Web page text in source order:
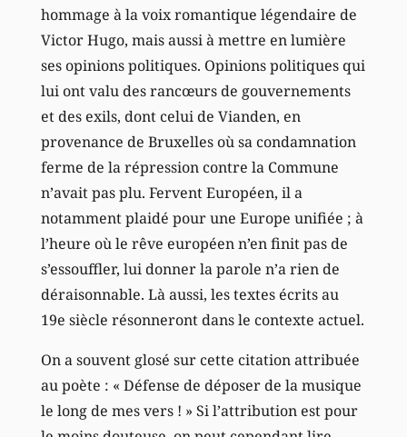
hommage à la voix romantique légendaire de
Victor Hugo, mais aussi à mettre en lumière
ses opinions politiques. Opinions politiques qui
lui ont valu des rancœurs de gouvernements
et des exils, dont celui de Vianden, en
provenance de Bruxelles où sa condamnation
ferme de la répression contre la Commune
n’avait pas plu. Fervent Européen, il a
notamment plaidé pour une Europe unifiée ; à
l’heure où le rêve européen n’en finit pas de
s’essouffler, lui donner la parole n’a rien de
déraisonnable. Là aussi, les textes écrits au
19e siècle résonneront dans le contexte actuel.
On a souvent glosé sur cette citation attribuée
au poète : « Défense de déposer de la musique
le long de mes vers ! » Si l’attribution est pour